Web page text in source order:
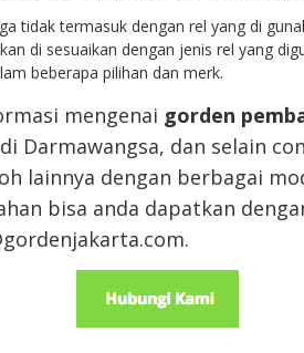
tidak termasuk dengan rel yang di
di sesuaikan dengan jenis rel yang
beberapa pilihan dan merk.
mengenai gorden
Darmawangsa, dan selain
lainnya dengan berbagai
bisa anda dapatkan